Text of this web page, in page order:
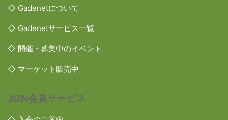
◇ Gadenetについて
◇ Gadenetサービス一覧
◇ 開催・募集中のイベント
◇ マーケット販売中
JGN会員サービス